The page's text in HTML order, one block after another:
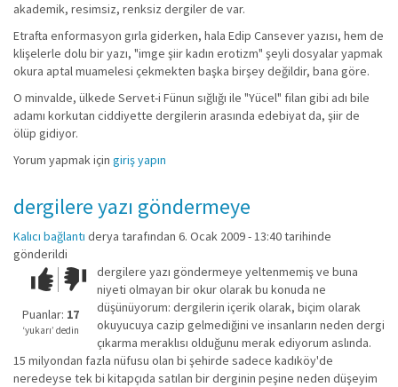
akademik, resimsiz, renksiz dergiler de var.
Etrafta enformasyon gırla giderken, hala Edip Cansever yazısı, hem de
klişelerle dolu bir yazı, "imge şiir kadın erotizm" şeyli dosyalar yapmak
okura aptal muamelesi çekmekten başka birşey değildir, bana göre.
O minvalde, ülkede Servet-i Fünun sığlığı ile "Yücel" filan gibi adı bile
adamı korkutan ciddiyette dergilerin arasında edebiyat da, şiir de
ölüp gidiyor.
Yorum yapmak için giriş yapın
dergilere yazı göndermeye
Kalıcı bağlantı derya tarafından 6. Ocak 2009 - 13:40 tarihinde
gönderildi
Çok iyi!O
kadar
iyi
değil!
Puanlar: 17
‘yukarı’ dedin
dergilere yazı göndermeye yeltenmemiş ve buna
niyeti olmayan bir okur olarak bu konuda ne
düşünüyorum: dergilerin içerik olarak, biçim olarak
okuyucuya cazip gelmediğini ve insanların neden dergi
çıkarma meraklısı olduğunu merak ediyorum aslında.
15 milyondan fazla nüfusu olan bi şehirde sadece kadıköy'de
neredeyse tek bi kitapçıda satılan bir derginin peşine neden düşeyim